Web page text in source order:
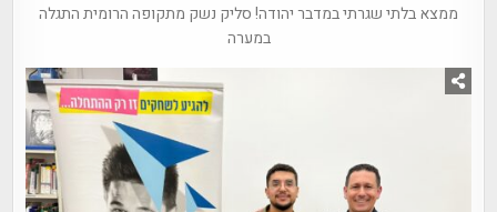
ממצא בלתי שגרתי במדבר יהודה! סליק נשק מתקופה הרומית התגלה
במערה